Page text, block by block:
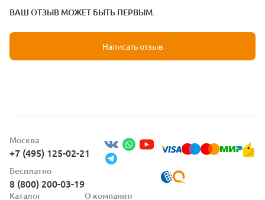
ВАШ ОТЗЫВ МОЖЕТ БЫТЬ ПЕРВЫМ.
Написать отзыв
Москва
+7 (495) 125-02-21
Бесплатно
8 (800) 200-03-19
Каталог О компании